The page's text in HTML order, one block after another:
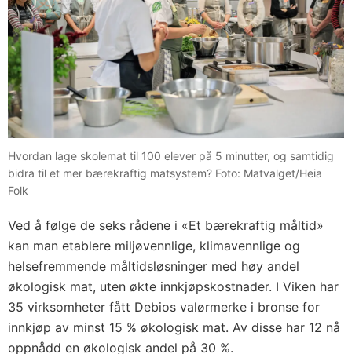
Hvordan lage skolemat til 100 elever på 5 minutter, og samtidig
bidra til et mer bærekraftig matsystem? Foto: Matvalget/Heia
Folk
Ved å følge de seks rådene i «Et bærekraftig måltid»
kan man etablere miljøvennlige, klimavennlige og
helsefremmende måltidsløsninger med høy andel
økologisk mat, uten økte innkjøpskostnader. I Viken har
35 virksomheter fått Debios valørmerke i bronse for
innkjøp av minst 15 % økologisk mat. Av disse har 12 nå
oppnådd en økologisk andel på 30 %.